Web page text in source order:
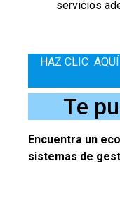
servicios
HAZ CLIC
Te
Encuentra un
sistemas de